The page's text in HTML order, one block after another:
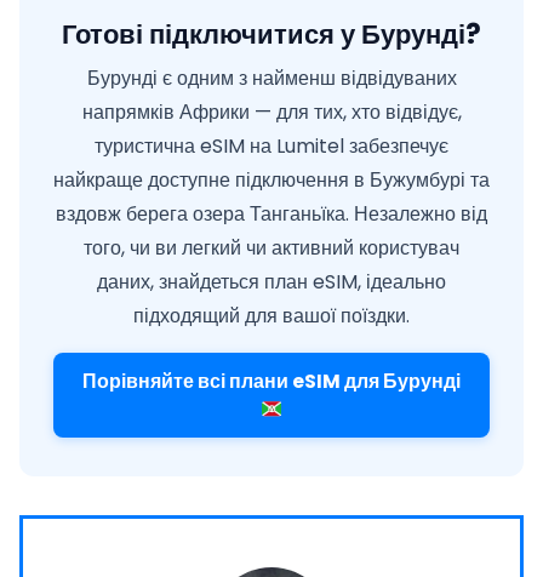
Готові підключитися у Бурунді?
Бурунді є одним з найменш відвідуваних
напрямків Африки — для тих, хто відвідує,
туристична eSIM на Lumitel забезпечує
найкраще доступне підключення в Бужумбурі та
вздовж берега озера Танганьїка. Незалежно від
того, чи ви легкий чи активний користувач
даних, знайдеться план eSIM, ідеально
підходящий для вашої поїздки.
Порівняйте всі плани eSIM для Бурунді